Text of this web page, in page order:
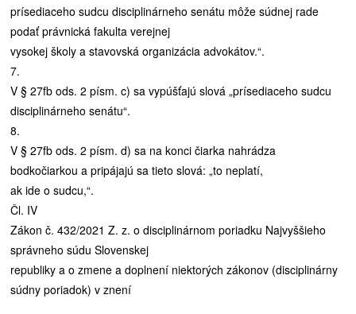
prísediaceho sudcu disciplinárneho senátu môže súdnej rade
podať právnická fakulta verejnej
vysokej školy a stavovská organizácia advokátov.“.
7.
V § 27fb ods. 2 písm. c) sa vypúšťajú slová „prísediaceho sudcu
disciplinárneho senátu“.
8.
V § 27fb ods. 2 písm. d) sa na konci čiarka nahrádza
bodkočiarkou a pripájajú sa tieto slová: „to neplatí,
ak ide o sudcu,“.
Čl. IV
Zákon č. 432/2021 Z. z. o disciplinárnom poriadku Najvyššieho
správneho súdu Slovenskej
republiky a o zmene a doplnení niektorých zákonov (disciplinárny
súdny poriadok) v znení